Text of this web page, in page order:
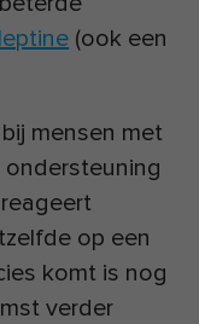
leptine (ook een
mensen met
op een
komt is nog
verder